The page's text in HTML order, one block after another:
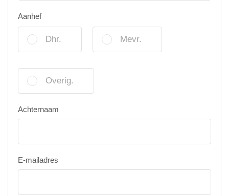
Aanhef
Dhr. Mevr.
Overig.
Achternaam
E-mailadres